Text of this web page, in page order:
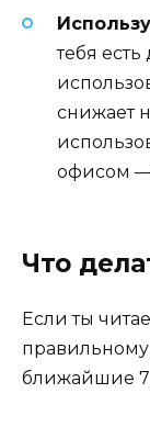
тебя
снижает
офисом —
Что
Если ты
ближайшие